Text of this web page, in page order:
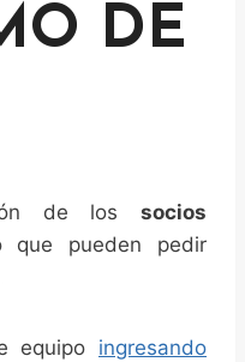
DE
de los socios
que pueden pedir
equipo ingresando